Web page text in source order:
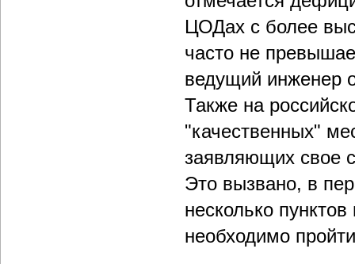
ЦОДах с более
часто не
ведущий инженер
Также на
"качественных"
заявляющих свое
Это вызвано, в
несколько
необходимо